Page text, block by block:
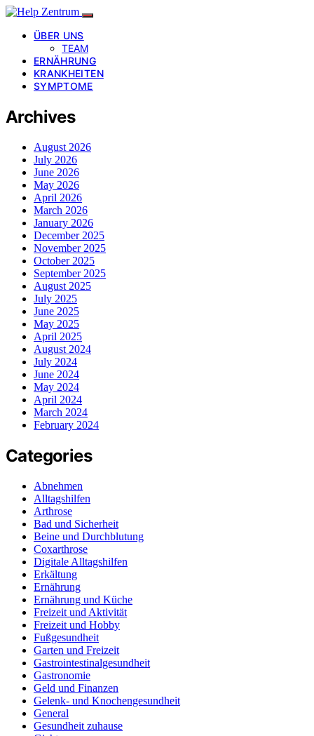
ÜBER UNS
TEAM
ERNÄHRUNG
KRANKHEITEN
SYMPTOME
Archives
August 2026
July 2026
June 2026
May 2026
April 2026
March 2026
January 2026
December 2025
November 2025
October 2025
September 2025
August 2025
July 2025
June 2025
May 2025
April 2025
August 2024
July 2024
June 2024
May 2024
April 2024
March 2024
February 2024
Categories
Abnehmen
Alltagshilfen
Arthrose
Bad und Sicherheit
Beine und Durchblutung
Coxarthrose
Digitale Alltagshilfen
Erkältung
Ernährung
Ernährung und Küche
Freizeit und Aktivität
Freizeit und Hobby
Fußgesundheit
Garten und Freizeit
Gastrointestinalgesundheit
Gastronomie
Geld und Finanzen
Gelenk- und Knochengesundheit
General
Gesundheit zuhause